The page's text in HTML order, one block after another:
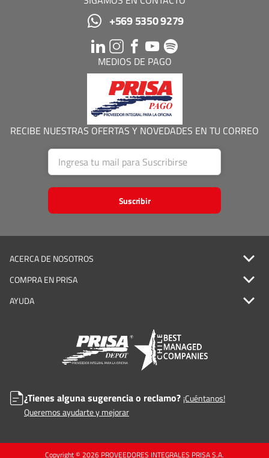
+569 5350 9279
MEDIOS DE PAGO
RECIBE NUESTRAS OFERTAS Y NOVEDADES EN TU CORREO
Suscribir
ACERCA DE NOSOTROS
COMPRA EN PRISA
AYUDA
¿Tienes alguna sugerencia o reclamo? ¡Cuéntanos!
Queremos ayudarte y mejorar
Copyright © 2026 PROVEEDORES INTEGRALES PRISA S.A.